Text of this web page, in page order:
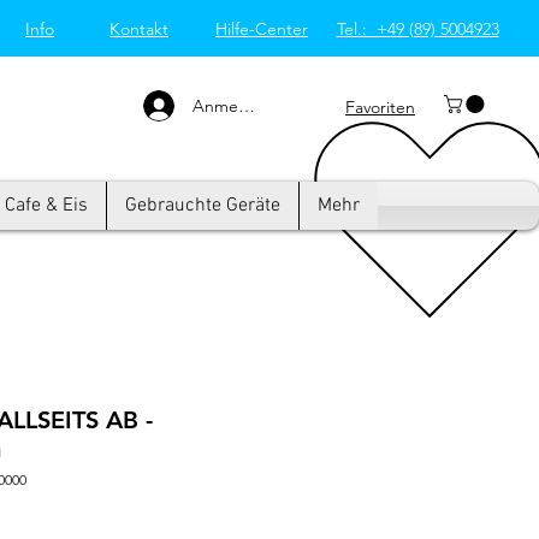
Info Kontakt Hilfe-Center Tel.: +49 (89) 5004923
von Westend-Elektro
Anmelden Favoriten
Cafe & Eis Gebrauchte Geräte Mehr
AB -